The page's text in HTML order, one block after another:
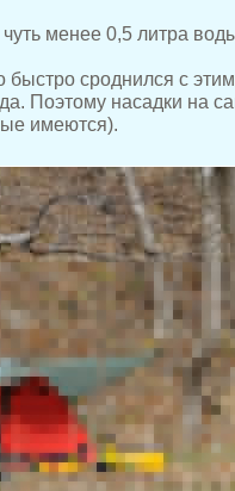
менее 0,5 литра
сроднился с
Поэтому насадки на
имеются).